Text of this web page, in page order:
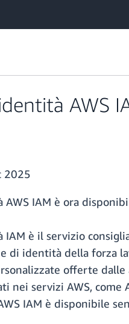
AWS
2025
IAM è ora
è il servizio
di identità della forza
offerte dalle
nei servizi AWS, come
IAM è disponibile